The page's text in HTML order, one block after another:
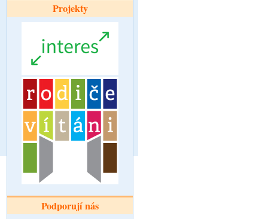
Projekty
Podporují nás